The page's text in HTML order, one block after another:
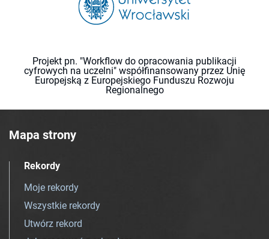
Projekt pn. "Workflow do opracowania publikacji
cyfrowych na uczelni" współfinansowany przez Unię
Europejską z Europejskiego Funduszu Rozwoju
Regionalnego
Mapa strony
Rekordy
Moje rekordy
Wszystkie rekordy
Utwórz rekord